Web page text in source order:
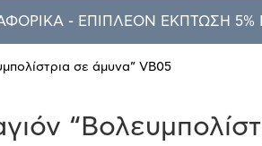
- ΕΠΙΠΛΕΟΝ ΕΚΠΤΩΣΗ 5%
σε άμυνα” VB05